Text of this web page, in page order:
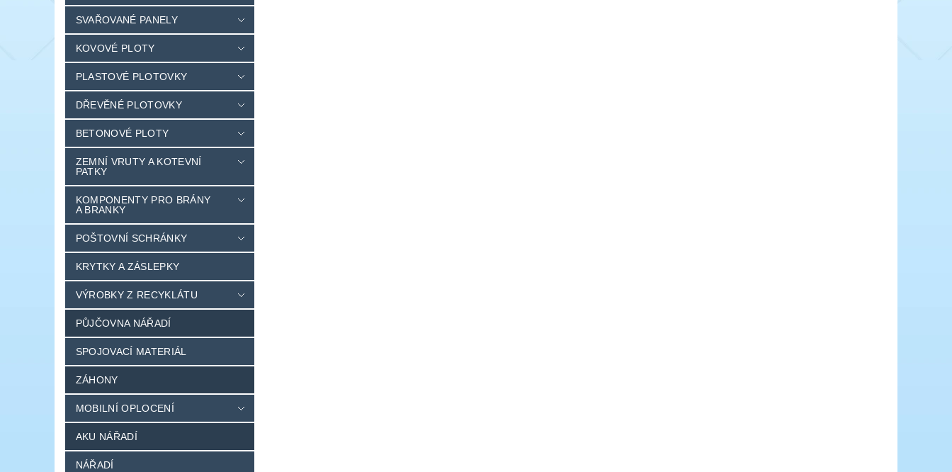
SVAŘOVANÉ PANELY
KOVOVÉ PLOTY
PLASTOVÉ PLOTOVKY
DŘEVĚNÉ PLOTOVKY
BETONOVÉ PLOTY
ZEMNÍ VRUTY A KOTEVNÍ
PATKY
KOMPONENTY PRO BRÁNY
A BRANKY
POŠTOVNÍ SCHRÁNKY
KRYTKY A ZÁSLEPKY
VÝROBKY Z RECYKLÁTU
PŮJČOVNA NÁŘADÍ
SPOJOVACÍ MATERIÁL
ZÁHONY
MOBILNÍ OPLOCENÍ
AKU NÁŘADÍ
NÁŘADÍ